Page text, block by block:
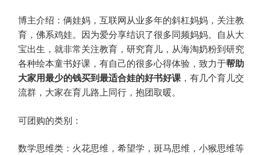
博主介绍：俩娃妈，互联网从业多年的斜杠妈妈，关注教
育，佛系鸡娃。因为爱分享结识了很多同频妈妈。自从大
宝出生，就非常关注教育，研究育儿，从海淘奶粉到研究
各种绘本童书好课，有自己的很多心得体验，致力于帮助
大家用最少的钱买到最适合娃的好书好课 ，有几个育儿交
流群，大家在育儿路上同行，抱团取暖。
可团购的类别：
数学思维类：火花思维，希望学，斑马思维，小猴思维等